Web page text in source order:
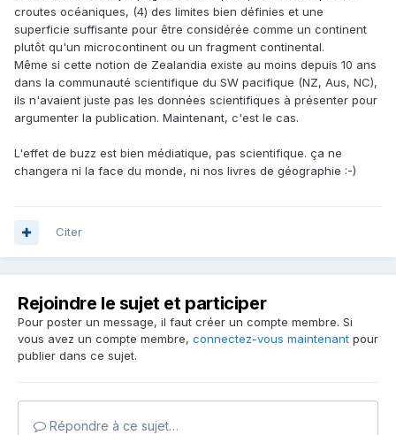
croutes océaniques, (4) des limites bien définies et une
superficie suffisante pour être considérée comme un continent
plutôt qu'un microcontinent ou un fragment continental.
Même si cette notion de Zealandia existe au moins depuis 10 ans
dans la communauté scientifique du SW pacifique (NZ, Aus, NC),
ils n'avaient juste pas les données scientifiques à présenter pour
argumenter la publication. Maintenant, c'est le cas.
L'effet de buzz est bien médiatique, pas scientifique. ça ne
changera ni la face du monde, ni nos livres de géographie :-)
Citer
Rejoindre le sujet et participer
Pour poster un message, il faut créer un compte membre. Si
vous avez un compte membre, connectez-vous maintenant pour
publier dans ce sujet.
Répondre à ce sujet…